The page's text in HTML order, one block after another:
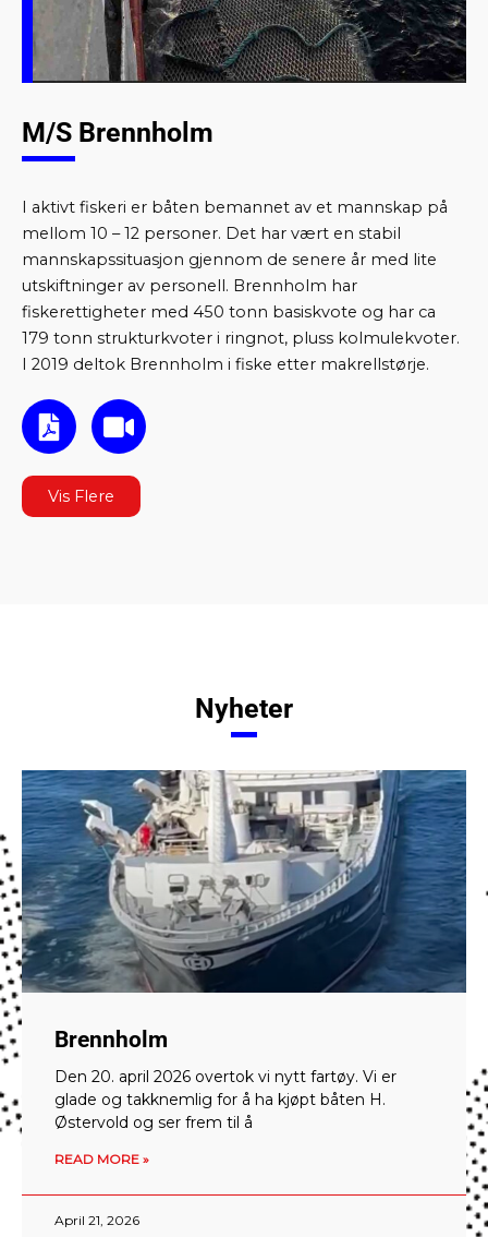
M/S Brennholm
I aktivt fiskeri er båten bemannet av et mannskap på
mellom 10 – 12 personer. Det har vært en stabil
mannskapssituasjon gjennom de senere år med lite
utskiftninger av personell. Brennholm har
fiskerettigheter med 450 tonn basiskvote og har ca
179 tonn strukturkvoter i ringnot, pluss kolmulekvoter.
I 2019 deltok Brennholm i fiske etter makrellstørje.
F
i
e
-
V
i
o
Vis Flere
Nyheter
Brennholm
Den 20. april 2026 overtok vi nytt fartøy. Vi er
glade og takknemlig for å ha kjøpt båten H.
Østervold og ser frem til å
READ MORE »
April 21, 2026